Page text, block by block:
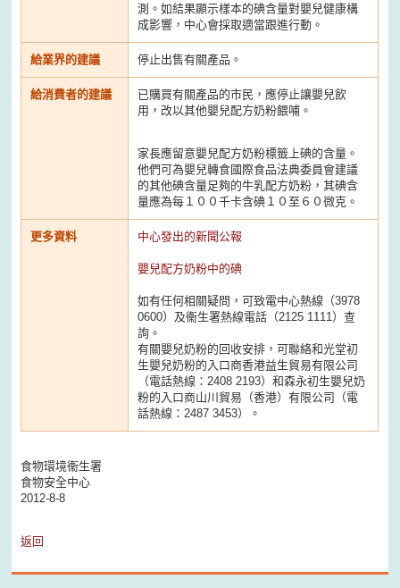
測。如結果顯示樣本的碘含量對嬰兒健康構
成影響，中心會採取適當跟進行動。
給業界的建議 停止出售有關產品。
給消費者的建議
已購買有關產品的市民，應停止讓嬰兒飲
用，改以其他嬰兒配方奶粉餵哺。
家長應留意嬰兒配方奶粉標籤上碘的含量。
他們可為嬰兒轉食國際食品法典委員會建議
的其他碘含量足夠的牛乳配方奶粉，其碘含
量應為每１００千卡含碘１０至６０微克。
更多資料 中心發出的新聞公報
嬰兒配方奶粉中的碘
如有任何相關疑問，可致電中心熱線（3978
0600）及衞生署熱線電話（2125 1111）查
詢。
有關嬰兒奶粉的回收安排，可聯絡和光堂初
生嬰兒奶粉的入口商香港益生貿易有限公司
（電話熱線：2408 2193）和森永初生嬰兒奶
粉的入口商山川貿易（香港）有限公司（電
話熱線：2487 3453）。
食物環境衞生署
食物安全中心
2012-8-8
返回